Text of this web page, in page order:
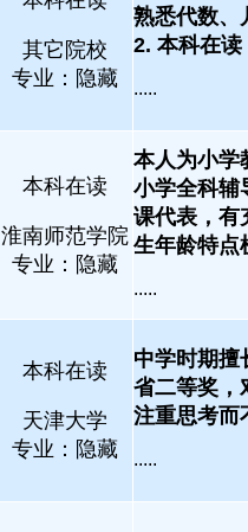
其它院校
专业：隐藏
熟悉代数、
2. 本科在
.....
本科在读
淮南师范学院
专业：隐藏
本人为小学
小学全科辅
课代表，有
生年龄特点
.....
本科在读
天津大学
专业：隐藏
中学时期擅
省二等奖，
注重思考而
.....